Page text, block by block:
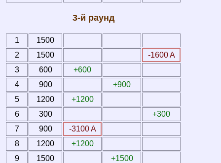
3-й раунд
1
1500
2
1500
-1600 A
3
600
+600
4
900
+900
5
1200
+1200
6
300
+300
7
900
-3100 A
8
1200
+1200
9
1500
+1500